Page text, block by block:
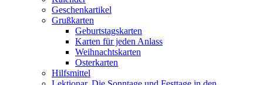
gGmbHGeschenkartikel
Grußkarten
Geburtstagskarten
Karten für jeden Anlass
Weihnachtskarten
Osterkarten
Hilfsmittel